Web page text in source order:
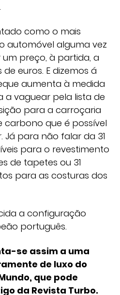
como o mais
automóvel alguma vez
preço, à partida, a
euros. E dizemos á
aumenta à medida
a vaguear pela lista de
para a carroçaria
carbono que é possível
Já para não falar da 31
para o revestimento
de tapetes ou 31
para as costuras dos
a configuração
português.
se assim a uma
de luxo do
que pode
da Revista Turbo.